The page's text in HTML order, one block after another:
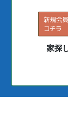
家探